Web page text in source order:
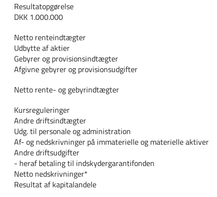
Resultatopgørelse
DKK 1.000.000
Netto renteindtægter
Udbytte af aktier
Gebyrer og provisionsindtægter
Afgivne gebyrer og provisionsudgifter
Netto rente- og gebyrindtægter
Kursreguleringer
Andre driftsindtægter
Udg. til personale og administration
Af- og nedskrivninger på immaterielle og materielle aktiver
Andre driftsudgifter
- heraf betaling til indskydergarantifonden
Netto nedskrivninger*
Resultat af kapitalandele